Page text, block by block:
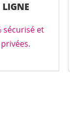
LIGNE
sécurisé et